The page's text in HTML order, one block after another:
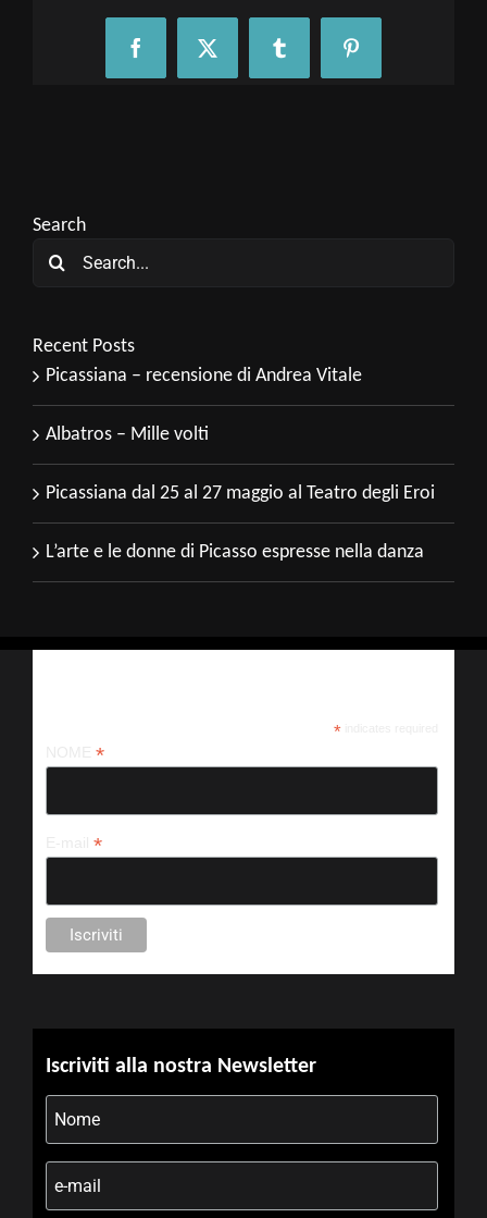
FacebookX Tumblr Pinterest
Search
Search
Recent Posts
Picassiana – recensione di Andrea Vitale
Albatros – Mille volti
Picassiana dal 25 al 27 maggio al Teatro degli Eroi
L’arte e le donne di Picasso espresse nella danza
*indicates required
*
*
Iscriviti alla nostra Newsletter